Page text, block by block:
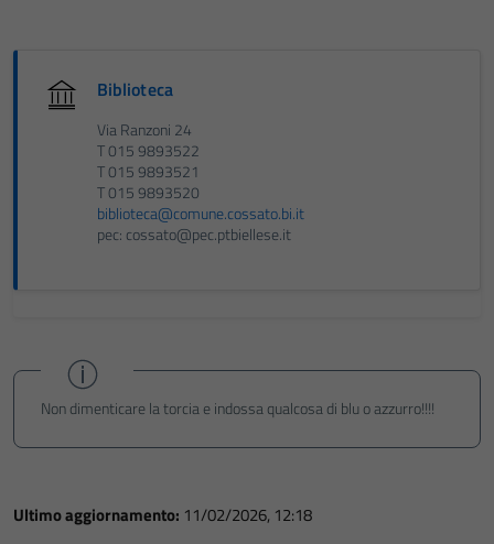
Biblioteca
Via Ranzoni 24
T 015 9893522
T 015 9893521
T 015 9893520
biblioteca@comune.cossato.bi.it
pec: cossato@pec.ptbiellese.it
Non dimenticare la torcia e indossa qualcosa di blu o azzurro!!!!
Ultimo aggiornamento: 11/02/2026, 12:18